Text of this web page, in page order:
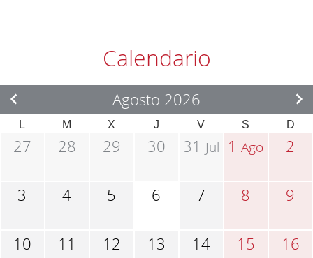
Calendario
Agosto 2026
L M X J V S D
27 28 29 30 31 Jul 1Ago 2
3 4 5 6 7 8 9
10 11 12 13 14 15 16